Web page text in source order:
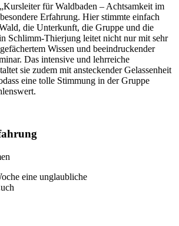
für Waldbaden – Achtsamkeit im
Erfahrung. Hier stimmte einfach
die Unterkunft, die Gruppe und die
Schlimm-Thierjung leitet nicht nur mit sehr
Wissen und beeindruckender
Das intensive und lehrreiche
sie zudem mit ansteckender Gelassenheit
eine tolle Stimmung in der Gruppe
eine unglaubliche